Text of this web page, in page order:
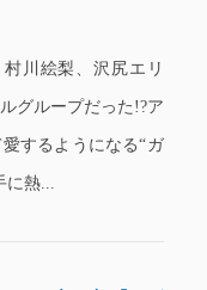
村川絵梨、沢尻エリ
グループだった!?ア
するようになる“ガ
に熱...